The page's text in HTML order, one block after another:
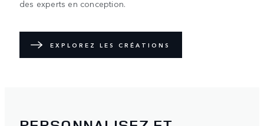
des experts en conception.
EXPLOREZ LES CRÉATIONS